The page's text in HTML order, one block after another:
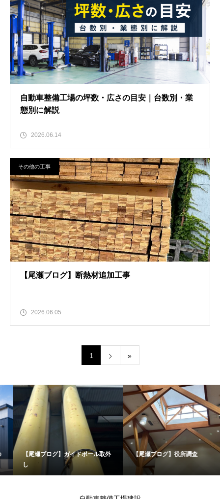
自動車整備工場の坪数・広さの目安｜台数別・業
態別に解説
2026.06.14
その他の工事
【尾瀬ブログ】断熱材追加工事
2026.06.05
1 »
【尾瀬ブログ】ガイドポール取外
【尾瀬ブログ】役所調査